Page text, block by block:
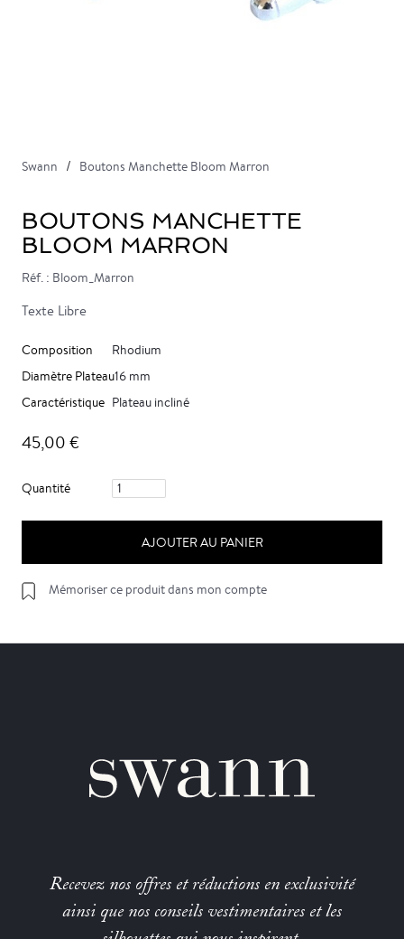
Swann Boutons Manchette Bloom Marron
BOUTONS MANCHETTE
BLOOM MARRON
Réf. : Bloom_Marron
Texte Libre
Composition
Rhodium
Diamètre Plateau16 mm
Caractéristique Plateau incliné
45,00 €
Quantité
AJOUTER AU PANIER
Mémoriser ce produit dans mon compte
Recevez nos offres et réductions en exclusivité
ainsi que nos conseils vestimentaires et les